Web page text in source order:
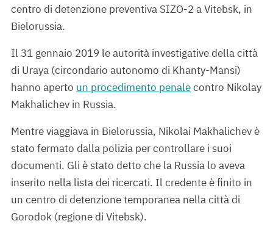
centro di detenzione preventiva SIZO-2 a Vitebsk, in
Bielorussia.
Il 31 gennaio 2019 le autorità investigative della città
di Uraya (circondario autonomo di Khanty-Mansi)
hanno aperto un procedimento penalecontro Nikolay
Makhalichev in Russia.
Mentre viaggiava in Bielorussia, Nikolai Makhalichev è
stato fermato dalla polizia per controllare i suoi
documenti. Gli è stato detto che la Russia lo aveva
inserito nella lista dei ricercati. Il credente è finito in
un centro di detenzione temporanea nella città di
Gorodok (regione di Vitebsk).